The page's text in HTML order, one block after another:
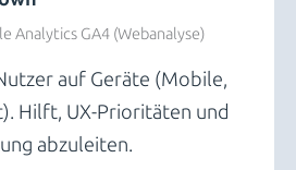
Analytics GA4 (Webanalyse)
auf Geräte (Mobile,
Hilft, UX-Prioritäten und
abzuleiten.